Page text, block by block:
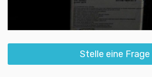
Stelle eine Frage